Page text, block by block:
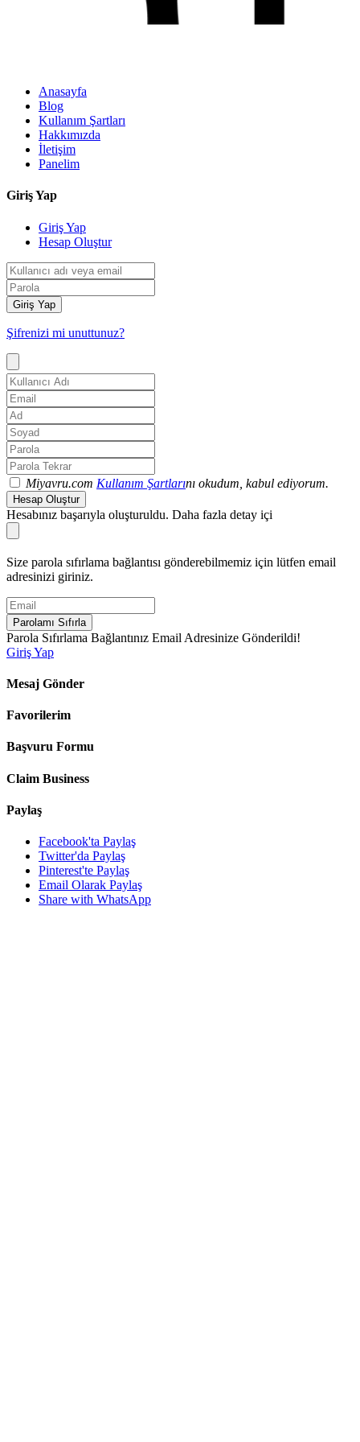
Anasayfa
Blog
Kullanım Şartları
Hakkımızda
İletişim
Panelim
Giriş Yap
Giriş Yap
Hesap Oluştur
Giriş Yap
Şifrenizi mi unuttunuz?
Miyavru.com Kullanım Şartlarını okudum, kabul ediyorum.
Hesap Oluştur
Hesabınız başarıyla oluşturuldu. Daha fazla detay içi
Size parola sıfırlama bağlantısı gönderebilmemiz için lütfen email
adresinizi giriniz.
Parolamı Sıfırla
Parola Sıfırlama Bağlantınız Email Adresinize Gönderildi!
Giriş Yap
Mesaj Gönder
Favorilerim
Başvuru Formu
Claim Business
Paylaş
Facebook'ta Paylaş
Twitter'da Paylaş
Pinterest'te Paylaş
Email Olarak Paylaş
Share with WhatsApp